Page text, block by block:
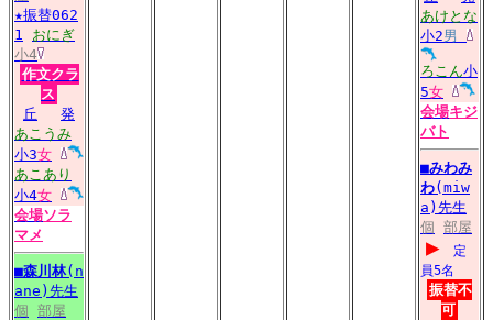
★振替062
1
おにぎ
小4
作文クラ
ス
丘
発
あこうみ
小3女
あこあり
小4女
会場ソラ
マメ
■森川林(n
ane)先生
個 部屋
あけとな
小2男
ろこん小
5女
会場キジ
バト
■みわみ
わ(miw
a)先生
個 部屋
▶
定
員5名
振替不
可